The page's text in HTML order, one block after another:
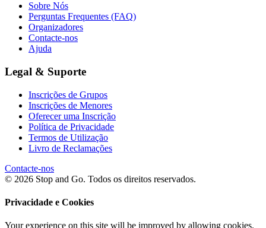
Sobre Nós
Perguntas Frequentes (FAQ)
Organizadores
Contacte-nos
Ajuda
Legal & Suporte
Inscrições de Grupos
Inscrições de Menores
Oferecer uma Inscrição
Política de Privacidade
Termos de Utilização
Livro de Reclamações
Contacte-nos
© 2026 Stop and Go. Todos os direitos reservados.
Privacidade e Cookies
Your experience on this site will be improved by allowing cookies.